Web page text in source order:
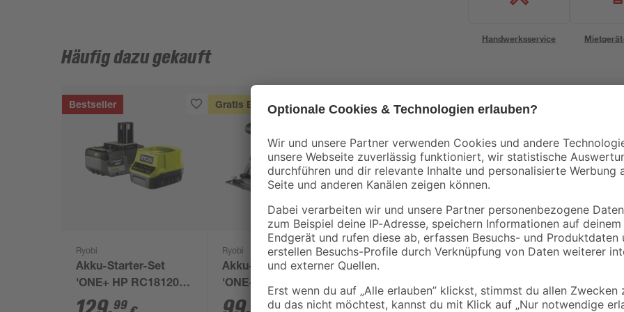
Handwerksservice
Häufig dazu gekauft
Bestseller
Ryobi
Akku-Starter-Set
'ONE+ HP RC18120-
150X' 18 V 5,0 Ah mit
99
Gratis Beigabe
Ryobi
Akku-Handkreissäge
'ONE+ R18CS-0' ohne
Akku, Ø 165 mm
Bestseller
Einhell
Akku-Starter-Set
'Power X-Change'
Ladegerät und Akku
99
Bestseller
Bosch
'GSR 12V-15
Professional' mit 2
99